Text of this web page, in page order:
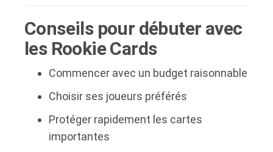
Conseils pour débuter avec
les Rookie Cards
Commencer avec un budget raisonnable
Choisir ses joueurs préférés
Protéger rapidement les cartes
importantes